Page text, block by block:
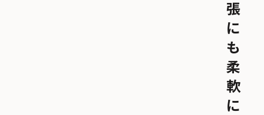
張
に
も
柔
軟
に